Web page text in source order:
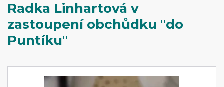
Radka Linhartová v
zastoupení obchůdku "do
Puntíku"